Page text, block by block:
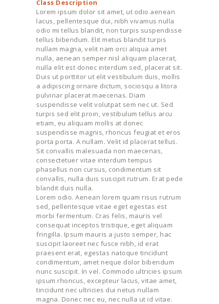
Class Description
Lorem ipsum dolor sit amet, ut odio aenean
lacus, pellentesque dui, nibh vivamus nulla
odio mi tellus blandit, non turpis suspendisse
tellus bibendum. Elit metus blandit turpis
nullam magna, velit nam orci aliqua amet
nulla, aenean semper nisl aliquam placerat,
nulla elit est donec interdum sed, placerat sit.
Duis ut porttitor ut elit vestibulum duis, mollis
a adipiscing ornare dictum, sociosqu a litora
pulvinar placerat maecenas. Diam
suspendisse velit volutpat sem nec ut. Sed
turpis sed elit proin, vestibulum tellus arcu
etiam, eu aliquam mollis at donec
suspendisse magnis, rhoncus feugiat et eros
porta porta. A nullam. Velit id placerat tellus.
Sit convallis malesuada non maecenas,
consectetuer vitae interdum tempus
phasellus non cursus, condimentum sit
convallis, nulla duis suscipit rutrum. Erat pede
blandit duis nulla.
Lorem odio. Aenean lorem quam risus rutrum
sed, pellentesque vitae eget egestas est
morbi fermentum. Cras felis, mauris vel
consequat inceptos tristique, eget aliquam
fringilla. Ipsum mauris a justo semper, hac
suscipit laoreet nec fusce nibh, id erat
praesent erat, egestas natoque tincidunt
condimentum, amet neque dolor bibendum
nunc suscipit. In vel. Commodo ultricies ipsum
ipsum rhoncus, excepteur lacus, vitae amet,
tincidunt nec ultricies dui netus nullam
magna. Donec nec eu, nec nulla ut id vitae.